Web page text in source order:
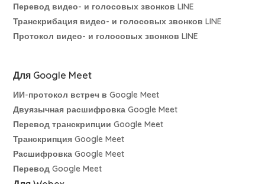
Перевод видео- и голосовых звонков LINE
Транскрибация видео- и голосовых звонков LINE
Протокол видео- и голосовых звонков LINE
Для Google Meet
ИИ-протокол встреч в Google Meet
Двуязычная расшифровка Google Meet
Перевод транскрипции Google Meet
Транскрипция Google Meet
Расшифровка Google Meet
Перевод Google Meet